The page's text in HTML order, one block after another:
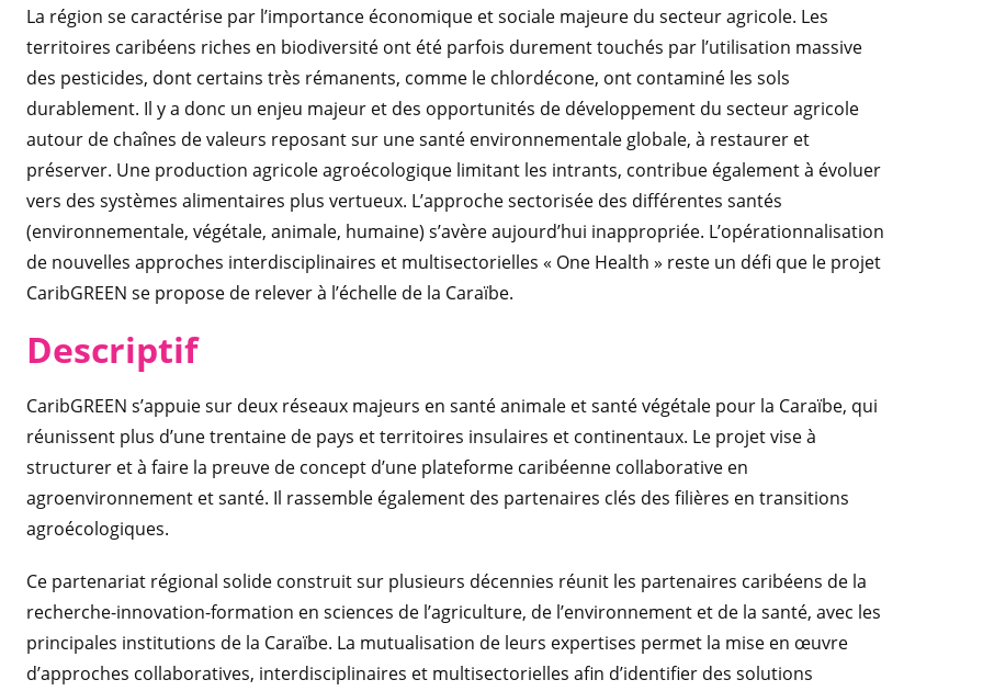
La région se caractérise par l’importance économique et sociale majeure du secteur agricole. Les
territoires caribéens riches en biodiversité ont été parfois durement touchés par l’utilisation massive
des pesticides, dont certains très rémanents, comme le chlordécone, ont contaminé les sols
durablement. Il y a donc un enjeu majeur et des opportunités de développement du secteur agricole
autour de chaînes de valeurs reposant sur une santé environnementale globale, à restaurer et
préserver. Une production agricole agroécologique limitant les intrants, contribue également à évoluer
vers des systèmes alimentaires plus vertueux. L’approche sectorisée des différentes santés
(environnementale, végétale, animale, humaine) s’avère aujourd’hui inappropriée. L’opérationnalisation
de nouvelles approches interdisciplinaires et multisectorielles « One Health » reste un défi que le projet
CaribGREEN se propose de relever à l’échelle de la Caraïbe.
Descriptif
CaribGREEN s’appuie sur deux réseaux majeurs en santé animale et santé végétale pour la Caraïbe, qui
réunissent plus d’une trentaine de pays et territoires insulaires et continentaux. Le projet vise à
structurer et à faire la preuve de concept d’une plateforme caribéenne collaborative en
agroenvironnement et santé. Il rassemble également des partenaires clés des filières en transitions
agroécologiques.
Ce partenariat régional solide construit sur plusieurs décennies réunit les partenaires caribéens de la
recherche-innovation-formation en sciences de l’agriculture, de l’environnement et de la santé, avec les
principales institutions de la Caraïbe. La mutualisation de leurs expertises permet la mise en œuvre
d’approches collaboratives, interdisciplinaires et multisectorielles afin d’identifier des solutions